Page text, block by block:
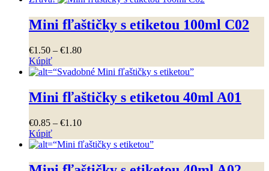
€1.80
má
viacero
Možnosti
si
môžete
na
stránke
produktu.
Mini fľaštičky s etiketou 100ml C02
€1 .50 – €1 .80Price
€1.50
€1.80
Kúpiť
Tento
má
viacero
Možnosti
si
môžete
na
Mini fľaštičky s etiketou 40ml A01
€0.85 – €1 .10Price
€0.85
€1.10
Kúpiť
Tento
má